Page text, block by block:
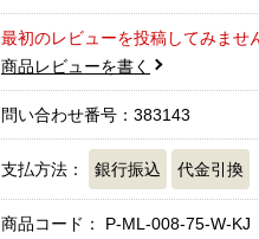
最初のレビューを投稿してみませ
商品レビューを書く
問い合わせ番号：383143
支払方法： 銀行振込 代金引換
商品コード： P-ML-008-75-W-KJ